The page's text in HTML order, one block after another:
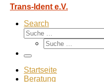
Trans-Ident e.V.
Search
Suche
Suche
Menü
Startseite
Beratung